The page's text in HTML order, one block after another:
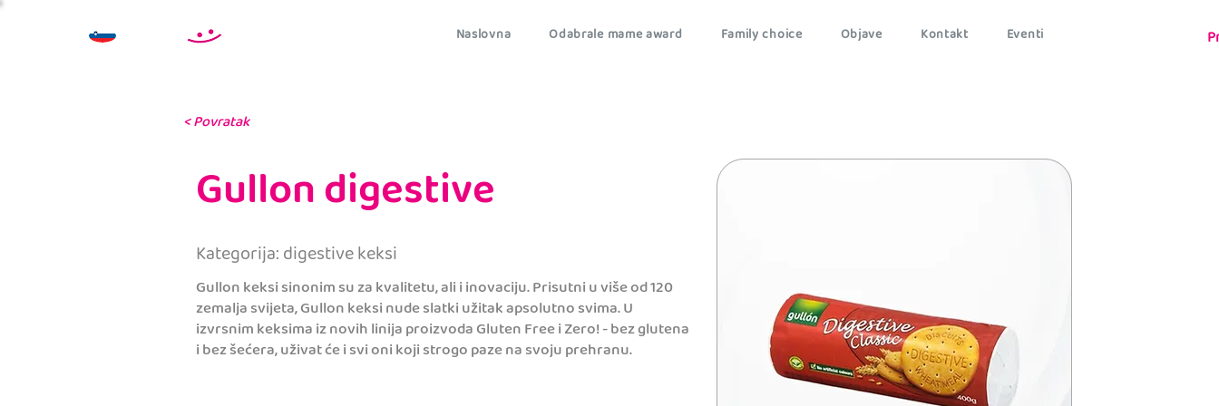
Naslovna Odabrale mame award Family choice Objave Kontakt Eventi
< Povratak
Gullon digestive
Kategorija: digestive keksi
Gullon keksi sinonim su za kvalitetu, ali i inovaciju. Prisutni u više od 120
zemalja svijeta, Gullon keksi nude slatki užitak apsolutno svima. U
izvrsnim keksima iz novih linija proizvoda Gluten Free i Zero! - bez glutena
i bez šećera, uživat će i svi oni koji strogo paze na svoju prehranu.